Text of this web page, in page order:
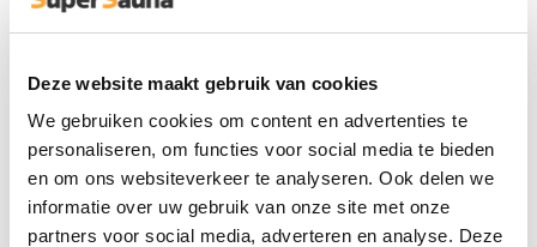
Deze website maakt gebruik van cookies
We gebruiken cookies om content en advertenties te
personaliseren, om functies voor social media te bieden
en om ons websiteverkeer te analyseren. Ook delen we
informatie over uw gebruik van onze site met onze
partners voor social media, adverteren en analyse. Deze
sessie in de infraroodsauna
kan infraroodwarmte helpen om spierpijn te verminderen
transpireren en verhoogde doorbloeding zorgt voor een
extra effectieve detox.
Wat doet detox met je lichaam?
Een detox met infrarood sauna is een natuurlijke en